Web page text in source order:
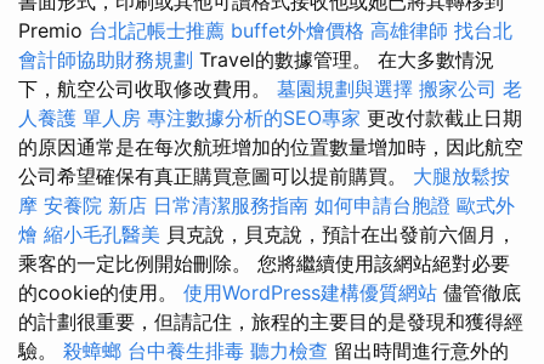
Premio 台北記帳士推薦 buffet外燴價格 高雄律師 找台北
會計師協助財務規劃 Travel的數據管理。 在大多數情況
下，航空公司收取修改費用。 墓園規劃與選擇 搬家公司 老
人養護 單人房 專注數據分析的SEO專家 更改付款截止日期
的原因通常是在每次航班增加的位置數量增加時，因此航空
公司希望確保有真正購買意圖可以提前購買。 大腿放鬆按
摩 安養院 新店 日常清潔服務指南 如何申請台胞證 歐式外
燴 縮小毛孔醫美 貝克說，貝克說，預計在出發前六個月，
乘客的一定比例開始刪除。 您將繼續使用該網站絕對必要
的cookie的使用。 使用WordPress建構優質網站 儘管徹底
的計劃很重要，但請記住，旅程的主要目的是發現和獲得經
驗。 殺蟑螂 台中養生排毒 聽力檢查 留出時間進行意外的